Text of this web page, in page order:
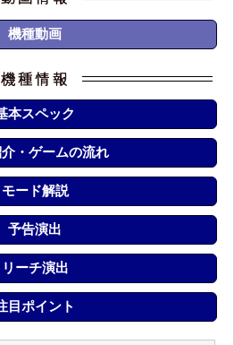
機種動画
本スペック
・ゲームの流れ
モード解説
予告演出
リーチ演出
目ポイント